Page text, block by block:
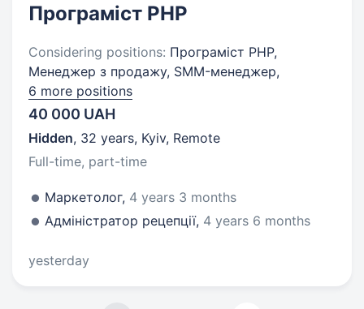
Програміст PHP
Considering positions: Програміст PHP,
Менеджер з продажу, SMM-менеджер,
6 more positions
40 000 UAH
Hidden, 32 years, Kyiv, Remote
Full-time, part-time
Маркетолог, 4 years 3 months
Адміністратор рецепції, 4 years 6 months
yesterday